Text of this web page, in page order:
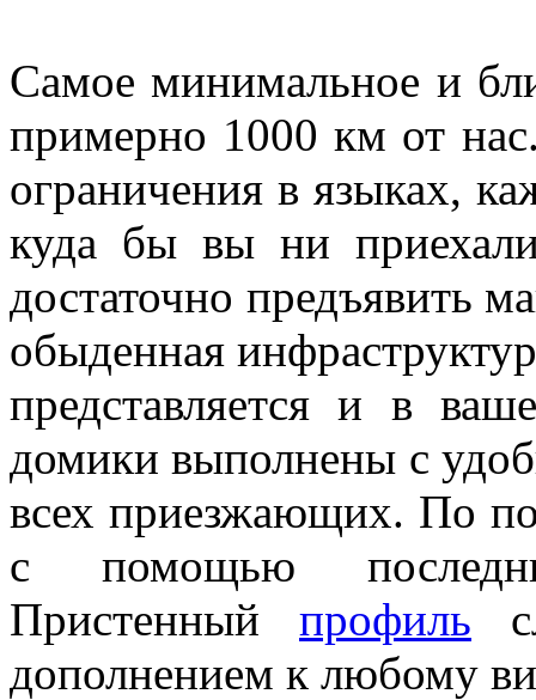
Самое минимальное и
примерно 1000 км от
ограничения в языках,
куда бы вы ни
достаточно предъявить
обыденная
представляется и в
домики выполнены с
всех приезжающих. По
с помощью
Пристенный профиль
дополнением к любому